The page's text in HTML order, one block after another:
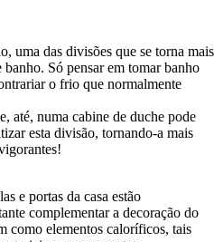
uma das divisões que se torna mais
Só pensar em tomar banho
o frio que normalmente
até, numa cabine de duche pode
esta divisão, tornando-a mais
e portas da casa estão
complementar a decoração do
como elementos caloríficos, tais